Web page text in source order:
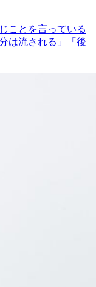
ことを言っている
は流される」「後